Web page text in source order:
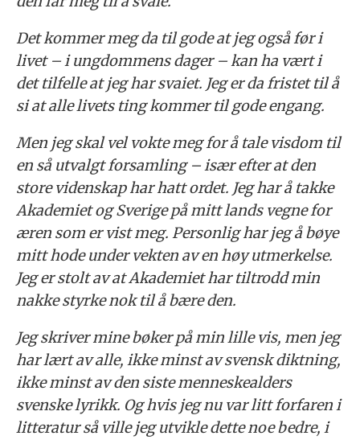
Det kommer meg da til gode at jeg også før i
livet – i ungdommens dager – kan ha vært i
det tilfelle at jeg har svaiet. Jeg er da fristet til å
si at alle livets ting kommer til gode engang.
Men jeg skal vel vokte meg for å tale visdom til
en så utvalgt forsamling – især efter at den
store videnskap har hatt ordet. Jeg har å takke
Akademiet og Sverige på mitt lands vegne for
æren som er vist meg. Personlig har jeg å bøye
mitt hode under vekten av en høy utmerkelse.
Jeg er stolt av at Akademiet har tiltrodd min
nakke styrke nok til å bære den.
Jeg skriver mine bøker på min lille vis, men jeg
har lært av alle, ikke minst av svensk diktning,
ikke minst av den siste menneskealders
svenske lyrikk. Og hvis jeg nu var litt forfaren i
litteratur så ville jeg utvikle dette noe bedre, i